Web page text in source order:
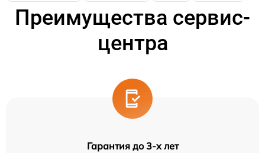
Преимущества сервис-
центра
Гарантия до 3-х лет